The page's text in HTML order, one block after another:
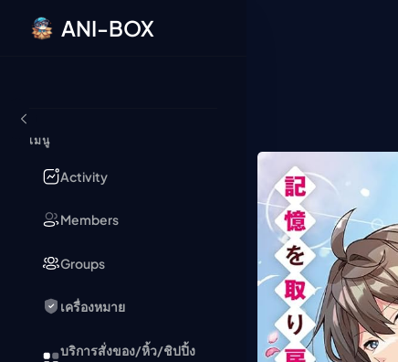
ข้ามไปยังเนื้อหา
ANI-BOX
เมนู
Activity
Members
Groups
เครื่องหมาย
บริการสั่งของ/หิ้ว/ชิปปิ้ง